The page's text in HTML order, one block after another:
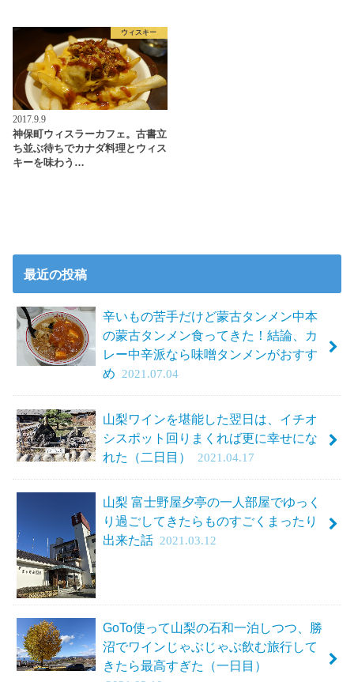
ウィスキー
2017.9.9
神保町ウィスラーカフェ。古書立
ち並ぶ待ちでカナダ料理とウィス
キーを味わう…
最近の投稿
辛いもの苦手だけど蒙古タンメン中本
の蒙古タンメン食ってきた！結論、カ
レー中辛派なら味噌タンメンがおすす
め
2021.07.04
山梨ワインを堪能した翌日は、イチオ
シスポット回りまくれば更に幸せにな
れた（二日目）
2021.04.17
山梨 富士野屋夕亭の一人部屋でゆっく
り過ごしてきたらものすごくまったり
出来た話 2021.03.12
GoTo使って山梨の石和一泊しつつ、勝
沼でワインじゃぶじゃぶ飲む旅行して
きたら最高すぎた（一日目）